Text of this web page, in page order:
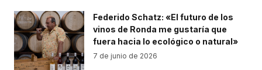
Federido Schatz: «El futuro de los
vinos de Ronda me gustaría que
fuera hacia lo ecológico o natural»
7 de junio de 2026